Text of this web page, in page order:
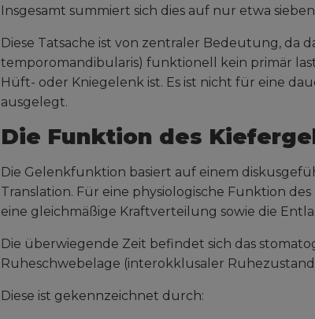
Insgesamt summiert sich dies auf nur etwa
Diese Tatsache ist von zentraler Bedeutung, da
temporomandibularis) funktionell kein primär
Hüft- oder Kniegelenk ist. Es ist nicht für eine
ausgelegt.
Die Funktion des
Die Gelenkfunktion basiert auf einem
Translation. Für eine physiologische Funktion
eine gleichmäßige Kraftverteilung sowie die
Die überwiegende Zeit befindet sich das
Ruheschwebelage (interokklusaler
Diese ist gekennzeichnet durch: